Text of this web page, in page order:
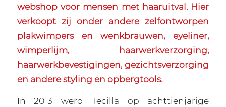
webshop voor mensen met haaruitval. Hier
verkoopt zij onder andere zelfontworpen
plakwimpers en wenkbrauwen, eyeliner,
wimperlijm, haarwerkverzorging,
haarwerkbevestigingen, gezichtsverzorging
en andere styling en opbergtools.
In 2013 werd Tecilla op achttienjarige